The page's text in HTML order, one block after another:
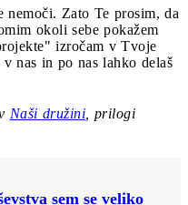
nemoči. Zato Te prosim, da
okoli sebe pokažem
izročam v Tvoje
nas in po nas lahko delaš
Naši družini , prilogi
sem se veliko